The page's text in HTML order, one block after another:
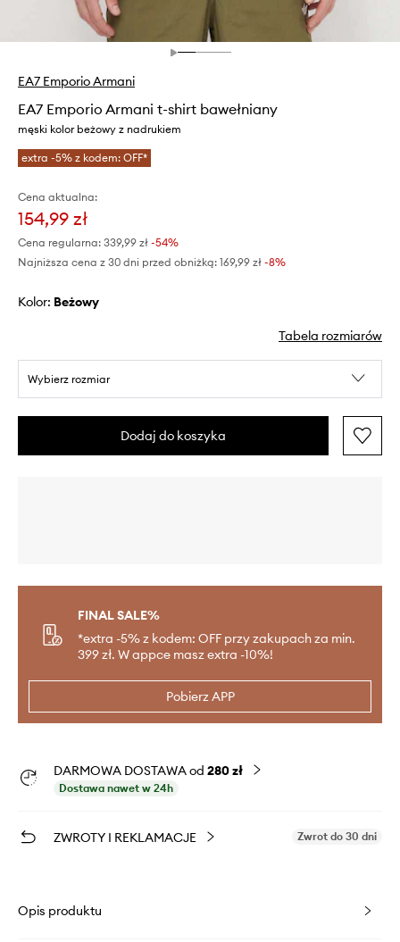
EA7 Emporio Armani
EA7 Emporio Armani t-shirt bawełniany
męski kolor beżowy z nadrukiem
extra -5% z kodem: OFF*
Cena aktualna:
154,99 zł
Cena regularna: 339,99 zł -54%
Najniższa cena z 30 dni przed obniżką: 169,99 zł -8%
Kolor: beżowy
Tabela rozmiarów
Wybierz rozmiar
Dodaj do koszyka
FINAL SALE%
*extra -5% z kodem: OFF przy zakupach za min.
399 zł. W appce masz extra -10%!
Pobierz APP
DARMOWA DOSTAWA od 280 zł
Dostawa nawet w 24h
ZWROTY I REKLAMACJE Zwrot do 30 dni
Opis produktu